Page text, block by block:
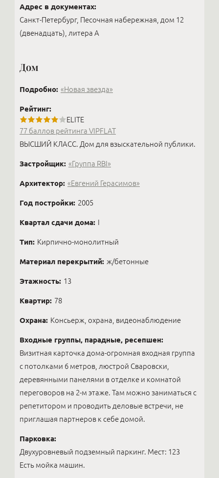
Адрес в документах:
Санкт-Петербург, Песочная набережная, дом 12
(двенадцать), литера А
Дом
Подробно: «Новая звезда»
Рейтинг:
ELITE
77 баллов рейтинга VIPFLAT
ВЫСШИЙ КЛАСС. Дом для взыскательной публики.
Застройщик: «Группа RBI»
Архитектор: «Евгений Герасимов»
Год постройки: 2005
Квартал сдачи дома: I
Тип: Кирпично-монолитный
Материал перекрытий: ж/бетонные
Этажность: 13
Квартир: 78
Охрана: Консьерж, охрана, видеонаблюдение
Входные группы, парадные, ресепшен:
Визитная карточка дома-огромная входная группа
с потолками 6 метров, люстрой Сваровски,
деревянными панелями в отделке и комнатой
переговоров на 2-м этаже. Там можно заниматься с
репетитором и проводить деловые встречи, не
приглашая партнеров к себе домой.
Парковка:
Двухуровневый подземный паркинг. Мест: 123
Есть мойка машин.